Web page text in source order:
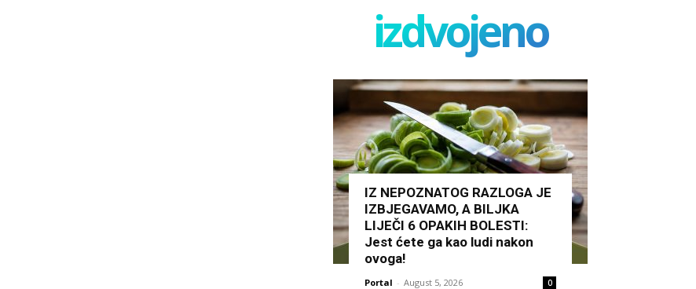
izdvojeno
IZ NEPOZNATOG RAZLOGA JE
IZBJEGAVAMO, A BILJKA
LIJEČI 6 OPAKIH BOLESTI:
Jest ćete ga kao ludi nakon
ovoga!
Portal - August 5, 2026 0